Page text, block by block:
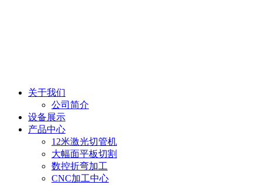
关于我们
公司简介
设备展示
产品中心
12米激光切管机
大幅面平板切割
数控折弯加工
CNC加工中心